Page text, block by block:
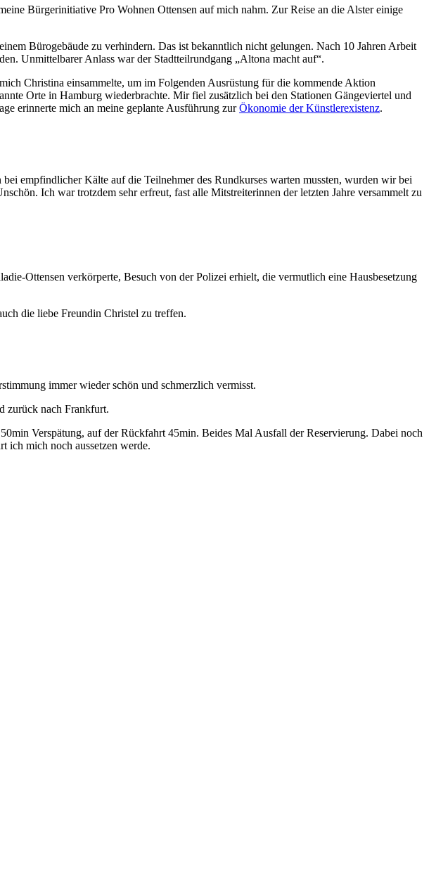
Bürgerinitiative Pro Wohnen Ottensen auf mich nahm. Zur Reise an die Alster einige
Bürogebäude zu verhindern. Das ist bekanntlich nicht gelungen. Nach 10 Jahren Arbeit
Unmittelbarer Anlass war der Stadtteilrundgang „Altona macht auf“.
Christina einsammelte, um im Folgenden Ausrüstung für die kommende Aktion
Orte in Hamburg wiederbrachte. Mir fiel zusätzlich bei den Stationen Gängeviertel und
erinnerte mich an meine geplante Ausführung zurÖkonomie der Künstlerexistenz.
empfindlicher Kälte auf die Teilnehmer des Rundkurses warten mussten, wurden wir bei
Ich war trotzdem sehr erfreut, fast alle Mitstreiterinnen der letzten Jahre versammelt zu
Ottensen verkörperte, Besuch von der Polizei erhielt, die vermutlich eine Hausbesetzung
die liebe Freundin Christel zu treffen.
immer wieder schön und schmerzlich vermisst.
zurück nach Frankfurt.
Verspätung, auf der Rückfahrt 45min. Beides Mal Ausfall der Reservierung. Dabei noch
ich mich noch aussetzen werde.